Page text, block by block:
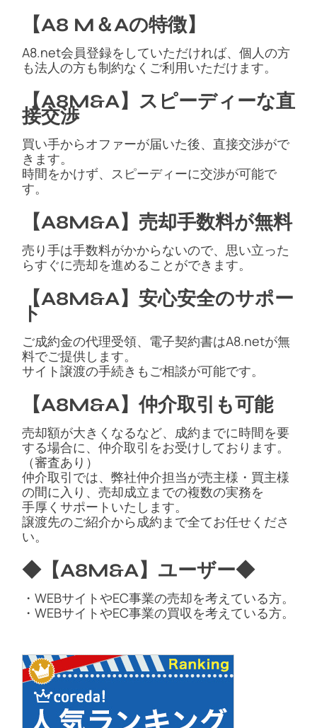
【A8 M＆Aの特徴】
A8.net会員登録をしていただければ、個人の方
も法人の方も制約なくご利用いただけます。
【A8M&A】スピーディーな直
接交渉
買い手からオファーが届いた後、直接交渉がで
きます。
時間をかけず、スピーディーに交渉が可能で
す。
【A8M&A】売却手数料が無料
売り手は手数料がかからないので、思い立った
らすぐに売却を進めることができます。
【A8M&A】安心安全のサポー
ト
ご成約金の代理受領、電子契約書はA8.netが無
料でご提供します。
サイト譲渡の手続きもご相談が可能です。
【A8M&A】仲介取引も可能
売却額が大きくなるなど、成約までに時間を要
する場合に、仲介取引をお受けしております。
（審査あり）
仲介取引では、弊社仲介担当が売主様・買主様
の間に入り、売却成立までの複数の実務を
手厚くサポートいたします。
譲渡先のご紹介から成約まで全てお任せくださ
い。
◆【A8M&A】ユーザー◆
・WEBサイトやEC事業の売却を考えている方。
・WEBサイトやEC事業の買収を考えている方。